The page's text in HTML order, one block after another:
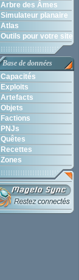
Arbre des Âmes
Simulateur planaire
Atlas
Outils pour votre site
Base de données
Capacités
Exploits
Artefacts
Objets
Factions
PNJs
Quêtes
Recettes
Zones